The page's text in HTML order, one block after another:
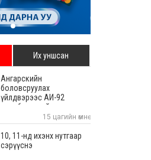
Их уншсан
Ангарскийн
боловсруулах
үйлдвэрээс АИ-92
автобензиний ачилтыг
тасралтгүй хийж байна
15 цагийн өмнө
10, 11-нд ихэнх нутгаар
сэрүүснэ